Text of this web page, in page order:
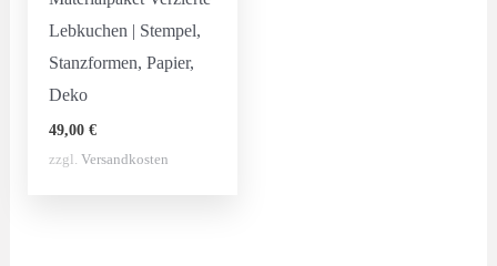
Lebkuchen | Stempel,
Stanzformen, Papier,
Deko
49,00 €
zzgl. Versandkosten